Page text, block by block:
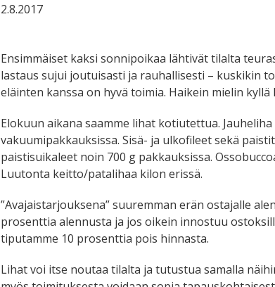
2.8.2017
Ensimmäiset kaksi sonnipoikaa lähtivät tilalta
lastaus sujui joutuisasti ja rauhallisesti – kuskikin
eläinten kanssa on hyvä toimia. Haikein mielin
Elokuun aikana saamme lihat kotiutettua.
vakuumipakkauksissa. Sisä- ja ulkofileet sekä
paistisuikaleet noin 700 g pakkauksissa.
Luutonta keitto/patalihaa kilon erissä.
”Avajaistarjouksena” suuremman erän ostajalle
prosenttia alennusta ja jos oikein innostuu
tiputamme 10 prosenttia pois hinnasta.
Lihat voi itse noutaa tilalta ja tutustua samalla